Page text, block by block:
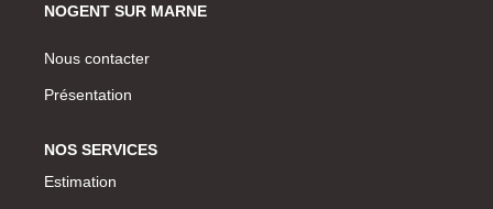
NOGENT SUR MARNE
Nous contacter
Présentation
NOS SERVICES
Estimation